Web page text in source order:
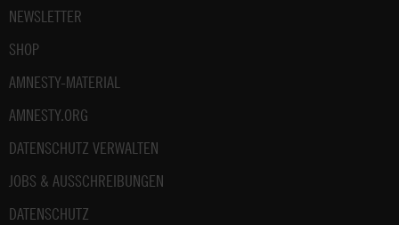
NEWSLETTER
SHOP
AMNESTY-MATERIAL
AMNESTY.ORG
DATENSCHUTZ VERWALTEN
JOBS & AUSSCHREIBUNGEN
DATENSCHUTZ